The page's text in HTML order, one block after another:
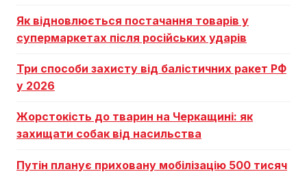
Як відновлюється постачання товарів у
супермаркетах після російських ударів
Три способи захисту від балістичних ракет РФ
у 2026
Жорстокість до тварин на Черкащині: як
захищати собак від насильства
Путін планує приховану мобілізацію 500 тисяч